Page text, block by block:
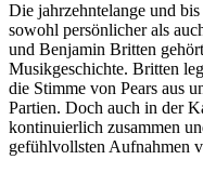
Die jahrzehntelange und
sowohl persönlicher als
und Benjamin Britten
Musikgeschichte. Britten
die Stimme von Pears aus
Partien. Doch auch in der
kontinuierlich zusammen
gefühlvollsten Aufnahmen